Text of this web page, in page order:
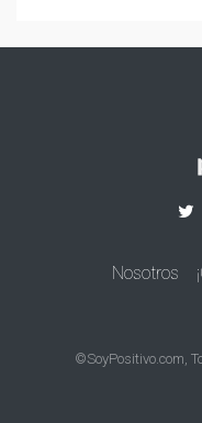
Nosotros
©SoyPositivo.com,